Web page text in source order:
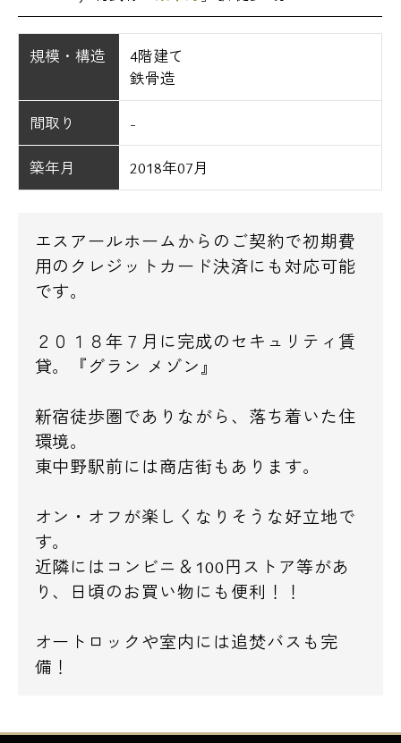
規模・構造
4階建て
鉄骨造
間取り -
築年月 2018年07月
エスアールホームからのご契約で初期費
用のクレジットカード決済にも対応可能
です。
２０１８年７月に完成のセキュリティ賃
貸。『グラン メゾン』
新宿徒歩圏でありながら、落ち着いた住
環境。
東中野駅前には商店街もあります。
オン・オフが楽しくなりそうな好立地で
す。
近隣にはコンビニ＆100円ストア等があ
り、日頃のお買い物にも便利！！
オートロックや室内には追焚バスも完
備！